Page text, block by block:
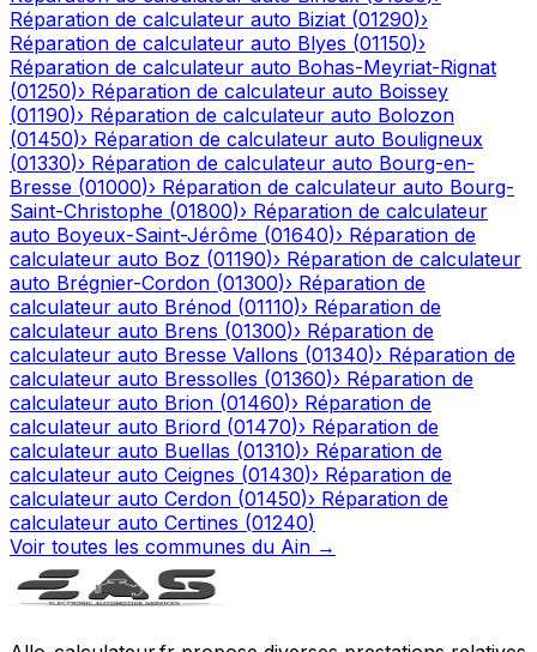
Réparation de calculateur auto Biziat (01290)›
Réparation de calculateur auto Blyes (01150)›
Réparation de calculateur auto Bohas-Meyriat-Rignat
(01250)› Réparation de calculateur auto Boissey
(01190)› Réparation de calculateur auto Bolozon
(01450)› Réparation de calculateur auto Bouligneux
(01330)› Réparation de calculateur auto Bourg-en-
Bresse (01000)› Réparation de calculateur auto Bourg-
Saint-Christophe (01800)› Réparation de calculateur
auto Boyeux-Saint-Jérôme (01640)› Réparation de
calculateur auto Boz (01190)› Réparation de calculateur
auto Brégnier-Cordon (01300)› Réparation de
calculateur auto Brénod (01110)› Réparation de
calculateur auto Brens (01300)› Réparation de
calculateur auto Bresse Vallons (01340)› Réparation de
calculateur auto Bressolles (01360)› Réparation de
calculateur auto Brion (01460)› Réparation de
calculateur auto Briord (01470)› Réparation de
calculateur auto Buellas (01310)› Réparation de
calculateur auto Ceignes (01430)› Réparation de
calculateur auto Cerdon (01450)› Réparation de
calculateur auto Certines (01240)
Voir toutes les communes du Ain →